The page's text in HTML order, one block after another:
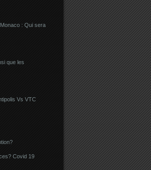
: Qui sera
que les
Vs VTC
Covid 19